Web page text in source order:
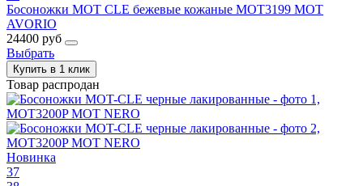
Босоножки MOT CLE бежевые кожаные MOT3199 MOT
AVORIO
24400 руб
Выбрать
Купить в 1 клик
Товар распродан
Новинка
37